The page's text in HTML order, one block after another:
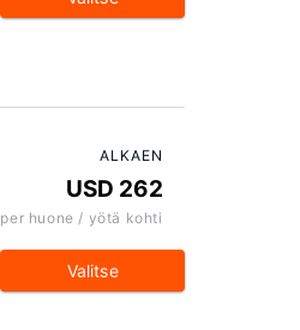
ALKAEN
USD 262
per huone / yötä kohti
Valitse